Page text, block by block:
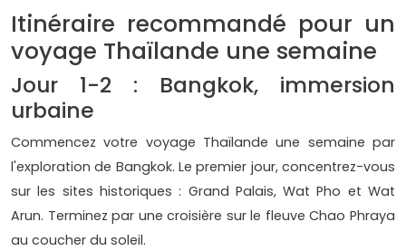
Itinéraire recommandé pour un
voyage Thaïlande une semaine
Jour 1-2 : Bangkok, immersion
urbaine
Commencez votre voyage Thaïlande une semaine par
l'exploration de Bangkok. Le premier jour, concentrez-vous
sur les sites historiques : Grand Palais, Wat Pho et Wat
Arun. Terminez par une croisière sur le fleuve Chao Phraya
au coucher du soleil.